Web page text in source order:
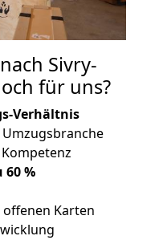
Sivry-
für uns?
Verhältnis
60 %
Karten